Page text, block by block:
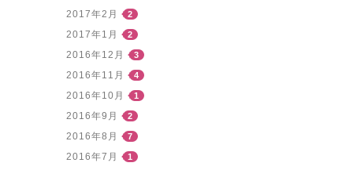
2017年2月 2
2017年1月 2
2016年12月 3
2016年11月 4
2016年10月 1
2016年9月 2
2016年8月 7
2016年7月 1